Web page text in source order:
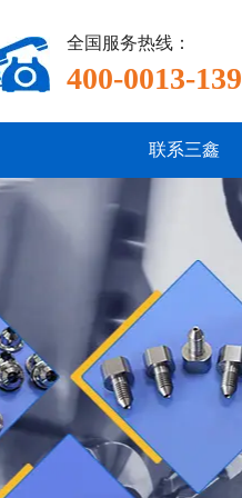
全国服务热线：
400-0013-139
联系三鑫